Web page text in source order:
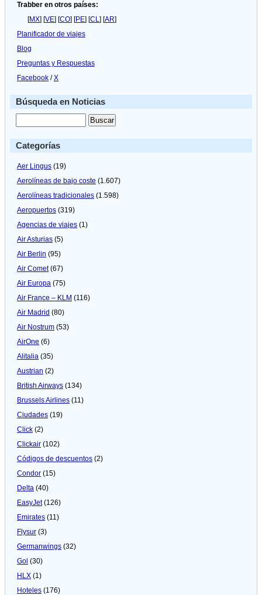
Trabber en otros países:
[MX] [VE] [CO] [PE] [CL] [AR]
Planificador de viajes
Blog
Preguntas y Respuestas
Facebook /X
Búsqueda en Noticias
Categorías
Aer Lingus (19)
Aerolíneas de bajo coste (1.607)
Aerolíneas tradicionales (1.598)
Aeropuertos (319)
Agencias de viajes (1)
Air Asturias (5)
Air Berlin (95)
Air Comet(67)
Air Europa (75)
Air France – KLM (116)
Air Madrid (80)
Air Nostrum (53)
AirOne (6)
Alitalia (35)
Austrian (2)
British Airways (134)
Brussels Airlines (11)
Ciudades (19)
Click (2)
Clickair (102)
Códigos de descuentos (2)
Condor (15)
Delta (40)
EasyJet(126)
Emirates (11)
Flysur (3)
Germanwings (32)
Gol (30)
HLX (1)
Hoteles (176)